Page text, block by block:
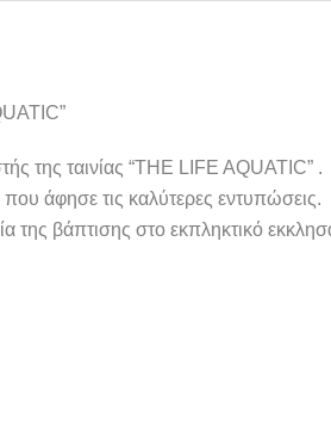
της ταινίας “THE LIFE AQUATIC” .
άφησε τις καλύτερες εντυπώσεις.
βάπτισης στο εκπληκτικό